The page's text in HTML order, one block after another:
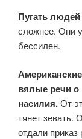
Пугать людей
сложнее. Они
бессилен.
вялые речи о
насилия.От
тянет зевать.
отдали